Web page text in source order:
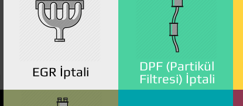
DPF (Partikül
Filtresi) İptali
EGR İptali